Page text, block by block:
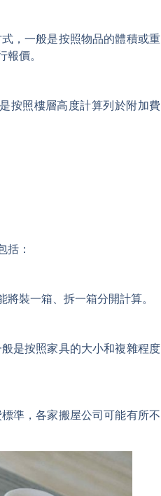
，一般是按照物品的體積或重
價。
按照樓層高度計算列於附加費
括：
裝一箱、拆一箱分開計算。
是按照家具的大小和複雜程度
準，各家搬屋公司可能有所不